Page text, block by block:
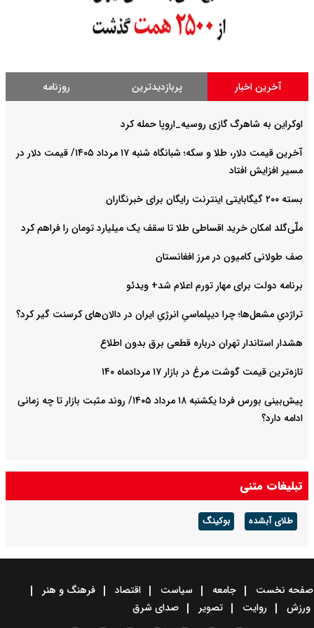
آخرین اخبار پربازدیدترین روزنامه
اوکراین به شاهرگ گازی روسیه_اروپا حمله کرد
آخرین قیمت دلار، طلا و سکه؛ شبانگاه شنبه ۱۷ مرداد ۱۴۰۵/ قیمت دلار در
مسیر افزایش افتاد
بسته ۲۰۰ گیگابایتی اینترنت رایگان برای خبرنگاران
ملّی‌گلد امکان خرید اقساطی طلا تا سقف یک میلیارد تومان را فراهم کرد
صف طولانی کامیون در مرز افغانستان
برنامه دولت برای مهار تورم اعلام شد+ ویدئو
تراژدیِ مشعل‌ها؛ چرا دیپلماسیِ انرژیِ ایران در دالان‌های کرسنت گیر کرد؟
هشدار استاندار تهران درباره قطعی برق بدون اطلاع
تازه‌ترین قیمت گوشت مرغ در بازار ۱۷ مردادماه ۱۴۰
پیش‌بینی بورس فردا یکشنبه ۱۸ مرداد ۱۴۰۵/ روند مثبت بازار تا چه زمانی
ادامه دارد؟
تبلیغات متنی
طلای آبشده بوکینگ
صفحه نخست جامعه سیاست اقتصاد
فرهنگ و هنر
ورزش
روایت تصویر صدای شرق